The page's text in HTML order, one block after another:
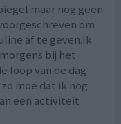
maar nog geen
om
af te geven.Ik
bij het
loop van de dag
moe dat ik nog
een activiteit